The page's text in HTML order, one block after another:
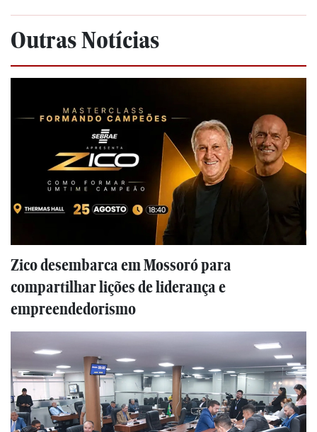
Outras Notícias
Zico desembarca em Mossoró para
compartilhar lições de liderança e
empreendedorismo